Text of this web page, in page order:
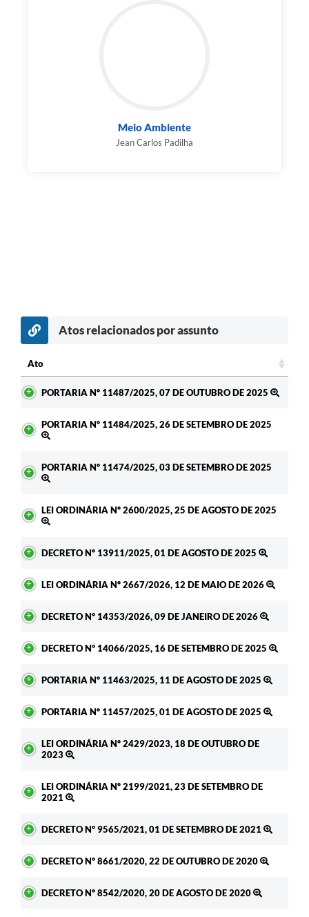
Meio Ambiente
Jean Carlos Padilha
Atos relacionados por assunto
Ato
PORTARIA Nº 11487/2025, 07 DE OUTUBRO DE 2025
PORTARIA Nº 11484/2025, 26 DE SETEMBRO DE 2025
PORTARIA Nº 11474/2025, 03 DE SETEMBRO DE 2025
LEI ORDINÁRIA Nº 2600/2025, 25 DE AGOSTO DE 2025
DECRETO Nº 13911/2025, 01 DE AGOSTO DE 2025
LEI ORDINÁRIA Nº 2667/2026, 12 DE MAIO DE 2026
DECRETO Nº 14353/2026, 09 DE JANEIRO DE 2026
DECRETO Nº 14066/2025, 16 DE SETEMBRO DE 2025
PORTARIA Nº 11463/2025, 11 DE AGOSTO DE 2025
PORTARIA Nº 11457/2025, 01 DE AGOSTO DE 2025
LEI ORDINÁRIA Nº 2429/2023, 18 DE OUTUBRO DE
2023
LEI ORDINÁRIA Nº 2199/2021, 23 DE SETEMBRO DE
2021
DECRETO Nº 9565/2021, 01 DE SETEMBRO DE 2021
DECRETO Nº 8661/2020, 22 DE OUTUBRO DE 2020
DECRETO Nº 8542/2020, 20 DE AGOSTO DE 2020